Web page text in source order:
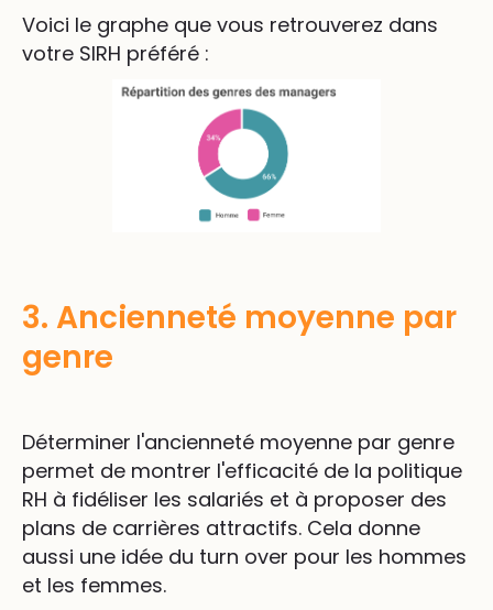
Voici le graphe que vous retrouverez dans
votre SIRH préféré :
3. Ancienneté moyenne par
genre
Déterminer l'ancienneté moyenne par genre
permet de montrer l'efficacité de la politique
RH à fidéliser les salariés et à proposer des
plans de carrières attractifs. Cela donne
aussi une idée du turn over pour les hommes
et les femmes.